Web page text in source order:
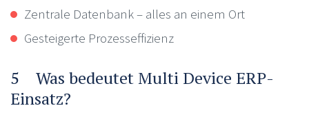
Zentrale Datenbank – alles an einem Ort
Gesteigerte Prozesseffizienz
5 Was bedeutet Multi Device ERP-
Einsatz?